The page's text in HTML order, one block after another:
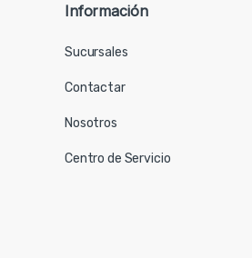
Información
Sucursales
Contactar
Nosotros
Centro de Servicio